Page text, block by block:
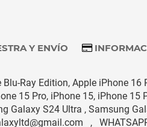
Y ENVÍO
Ray Edition, Apple iPhone 16
15 Pro, iPhone 15, iPhone 15
Galaxy S24 Ultra , Samsung
,